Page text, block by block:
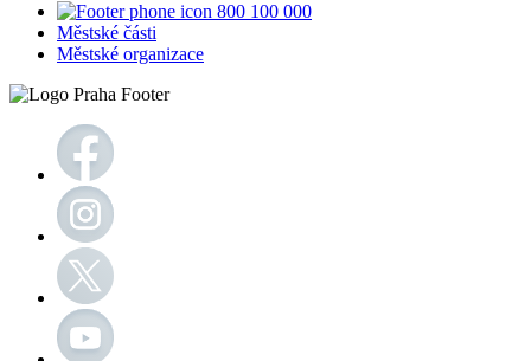
800 100 000
Městské části
Městské organizace